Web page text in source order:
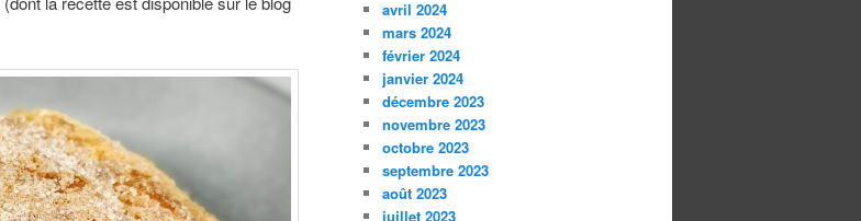
avril 2024
mars 2024
février 2024
janvier 2024
décembre 2023
novembre 2023
octobre 2023
septembre 2023
août 2023
juillet 2023